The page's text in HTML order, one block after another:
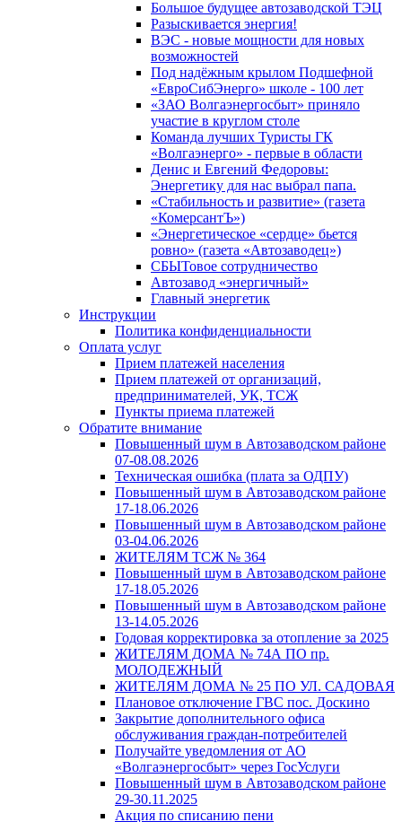
Большое будущее автозаводской ТЭЦ
Разыскивается энергия!
ВЭС - новые мощности для новых
возможностей
Под надёжным крылом Подшефной
«ЕвроСибЭнерго» школе - 100 лет
«ЗАО Волгаэнергосбыт» приняло
участие в круглом столе
Команда лучших Туристы ГК
«Волгаэнерго» - первые в области
Денис и Евгений Федоровы:
Энергетику для нас выбрал папа.
«Стабильность и развитие» (газета
«КомерсантЪ»)
«Энергетическое «сердце» бьется
ровно» (газета «Автозаводец»)
СБЫТовое сотрудничество
Автозавод «энергичный»
Главный энергетик
Инструкции
Политика конфиденциальности
Оплата услуг
Прием платежей населения
Прием платежей от организаций,
предпринимателей, УК, ТСЖ
Пункты приема платежей
Обратите внимание
Повышенный шум в Автозаводском районе
07-08.08.2026
Техническая ошибка (плата за ОДПУ)
Повышенный шум в Автозаводском районе
17-18.06.2026
Повышенный шум в Автозаводском районе
03-04.06.2026
ЖИТЕЛЯМ ТСЖ № 364
Повышенный шум в Автозаводском районе
17-18.05.2026
Повышенный шум в Автозаводском районе
13-14.05.2026
Годовая корректировка за отопление за 2025
ЖИТЕЛЯМ ДОМА № 74А ПО пр.
МОЛОДЕЖНЫЙ
ЖИТЕЛЯМ ДОМА № 25 ПО УЛ. САДОВАЯ
Плановое отключение ГВС пос. Доскино
Закрытие дополнительного офиса
обслуживания граждан-потребителей
Получайте уведомления от АО
«Волгаэнергосбыт» через ГосУслуги
Повышенный шум в Автозаводском районе
29-30.11.2025
Акция по списанию пени